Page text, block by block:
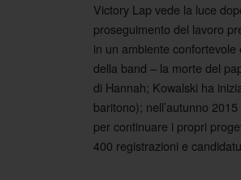
Victory Lap vede la luce
proseguimento del lavoro
in un ambiente
della band – la morte del
di Hannah; Kowalski ha
baritono); nell’autunno 2015
per continuare i propri
400 registrazioni e